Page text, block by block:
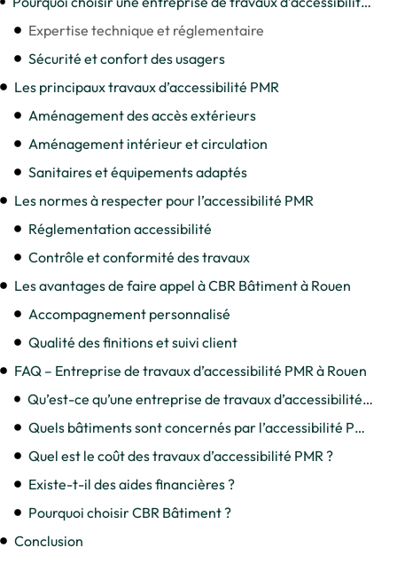
Expertise technique et réglementaire
Sécurité et confort des usagers
Les principaux travaux d’accessibilité PMR
Aménagement des accès extérieurs
Aménagement intérieur et circulation
Sanitaires et équipements adaptés
Les normes à respecter pour l’accessibilité PMR
Réglementation accessibilité
Contrôle et conformité des travaux
Les avantages de faire appel à CBR Bâtiment à Rouen
Accompagnement personnalisé
Qualité des finitions et suivi client
FAQ – Entreprise de travaux d’accessibilité PMR à Rouen
Qu’est-ce qu’une entreprise de travaux d’accessibilité PMR ?
Quels bâtiments sont concernés par l’accessibilité PMR ?
Quel est le coût des travaux d’accessibilité PMR ?
Existe-t-il des aides financières ?
Pourquoi choisir CBR Bâtiment ?
Conclusion